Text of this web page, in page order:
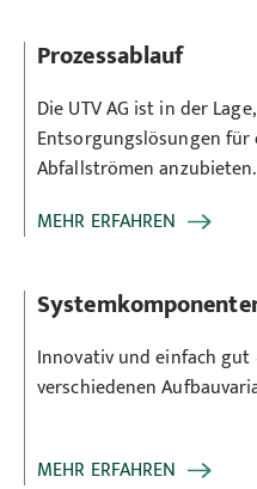
Prozessablauf
Die UTV AG ist in der
Entsorgungslösungen für
Abfallströmen anzubieten.
MEHR ERFAHREN
Innovativ und einfach gut
verschiedenen
MEHR ERFAHREN